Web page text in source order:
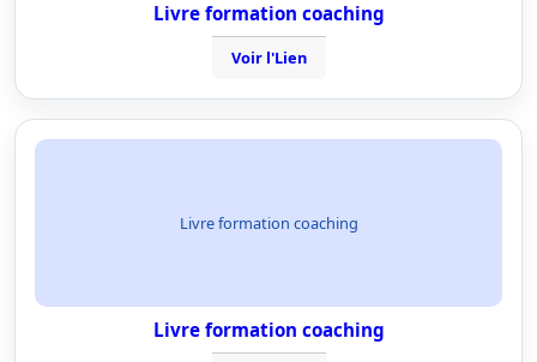
Livre formation coaching
Voir l'Lien
Livre formation coaching
Livre formation coaching